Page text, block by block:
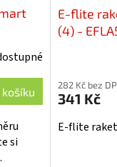
košíku
si
E-flite
(4) -
282 Kč bez
341 Kč
E-flite